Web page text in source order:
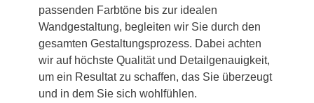
passenden Farbtöne bis zur idealen
Wandgestaltung, begleiten wir Sie durch den
gesamten Gestaltungsprozess. Dabei achten
wir auf höchste Qualität und Detailgenauigkeit,
um ein Resultat zu schaffen, das Sie überzeugt
und in dem Sie sich wohlfühlen.